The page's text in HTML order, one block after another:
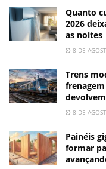
Quanto
2026
as noites
8 DE
Trens
8 DE
Painéis
formar